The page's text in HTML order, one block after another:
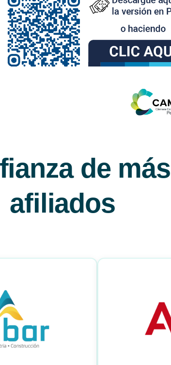
de
afiliados